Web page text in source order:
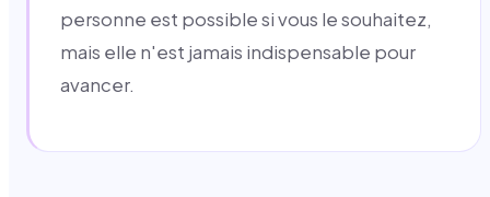
personne est possible si vous le souhaitez,
mais elle n'est jamais indispensable pour
avancer.